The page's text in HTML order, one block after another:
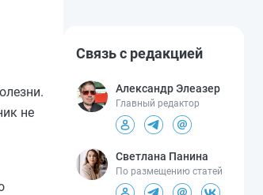
не
Связь с редакцией
Александр Элеазер
Главный редактор
Светлана Панина
По размещению статей